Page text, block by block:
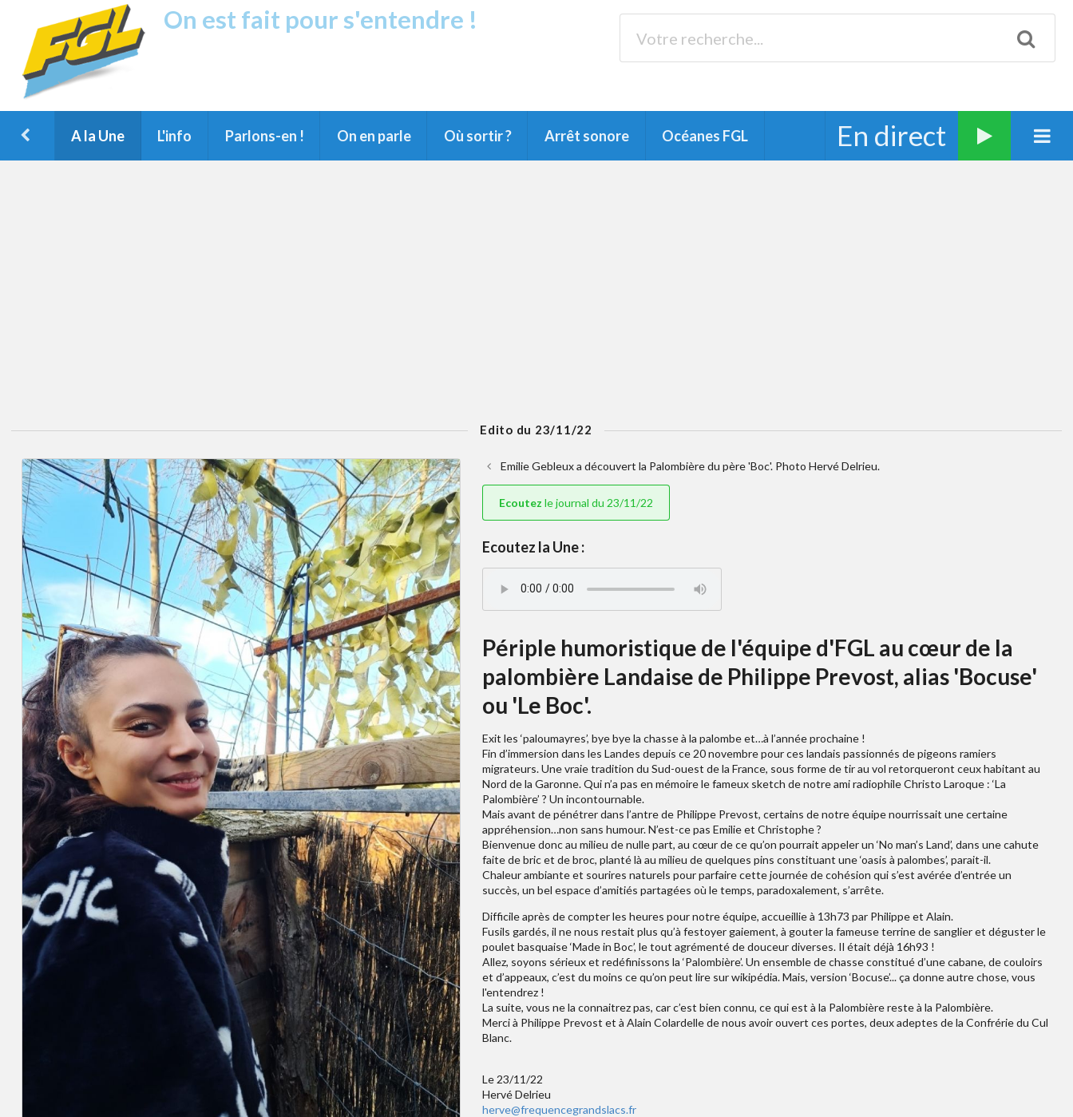
On est fait pour s'entendre !
A la Une L'info Parlons-en ! On en parle Où sortir ? Arrêt sonore Océanes FGL En direct
Edito du 23/11/22
Emilie Gebleux a découvert la Palombière du père 'Boc'. Photo Hervé Delrieu.
Ecoutez le journal du 23/11/22
Ecoutez la Une :
Périple humoristique de l'équipe d'FGL au cœur de la
palombière Landaise de Philippe Prevost, alias 'Bocuse'
ou 'Le Boc'.
Exit les ‘paloumayres’, bye bye la chasse à la palombe et…à l’année prochaine !
Fin d’immersion dans les Landes depuis ce 20 novembre pour ces landais passionnés de pigeons ramiers
migrateurs. Une vraie tradition du Sud-ouest de la France, sous forme de tir au vol retorqueront ceux habitant au
Nord de la Garonne. Qui n’a pas en mémoire le fameux sketch de notre ami radiophile Christo Laroque : ‘La
Palombière’ ? Un incontournable.
Mais avant de pénétrer dans l’antre de Philippe Prevost, certains de notre équipe nourrissait une certaine
appréhension…non sans humour. N’est-ce pas Emilie et Christophe ?
Bienvenue donc au milieu de nulle part, au cœur de ce qu’on pourrait appeler un ‘No man’s Land’, dans une cahute
faite de bric et de broc, planté là au milieu de quelques pins constituant une ‘oasis à palombes’, parait-il.
Chaleur ambiante et sourires naturels pour parfaire cette journée de cohésion qui s’est avérée d’entrée un
succès, un bel espace d’amitiés partagées où le temps, paradoxalement, s’arrête.
Difficile après de compter les heures pour notre équipe, accueillie à 13h73 par Philippe et Alain.
Fusils gardés, il ne nous restait plus qu’à festoyer gaiement, à gouter la fameuse terrine de sanglier et déguster le
poulet basquaise ‘Made in Boc’, le tout agrémenté de douceur diverses. Il était déjà 16h93 !
Allez, soyons sérieux et redéfinissons la ‘Palombière’. Un ensemble de chasse constitué d’une cabane, de couloirs
et d’appeaux, c’est du moins ce qu’on peut lire sur wikipédia. Mais, version ‘Bocuse’... ça donne autre chose, vous
l'entendrez !
La suite, vous ne la connaitrez pas, car c’est bien connu, ce qui est à la Palombière reste à la Palombière.
Merci à Philippe Prevost et à Alain Colardelle de nous avoir ouvert ces portes, deux adeptes de la Confrérie du Cul
Blanc.
Le 23/11/22
Hervé Delrieu
herve@frequencegrandslacs.fr